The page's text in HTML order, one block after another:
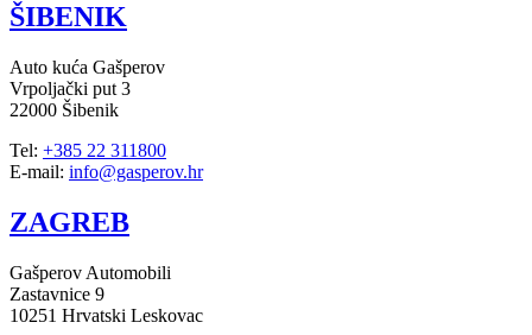
ŠIBENIK
Auto kuća Gašperov
Vrpoljački put 3
22000 Šibenik
Tel: +385 22 311800
E-mail: info@gasperov.hr
ZAGREB
Gašperov Automobili
Zastavnice 9
10251 Hrvatski Leskovac